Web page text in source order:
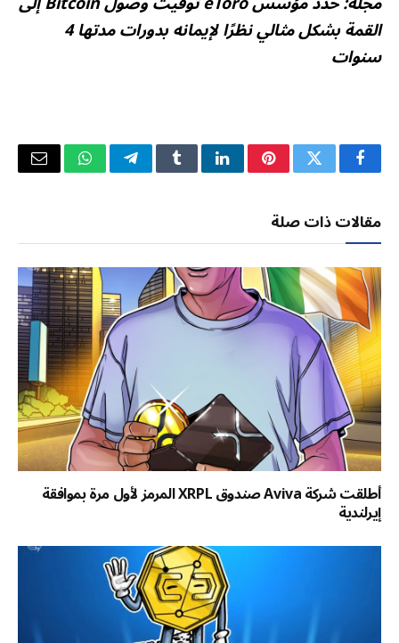
القمة بشكل مثالي نظرًا لإيمانه بدورات مدتها 4
سنوات
فيسبوكتويتر بينتيريستلينكدإنTumblrتيلقرامواتسابالبريد
مقالات ذات صلة
أطلقت شركة Aviva صندوق XRPL المرمز لأول مرة بموافقة
إيرلندية